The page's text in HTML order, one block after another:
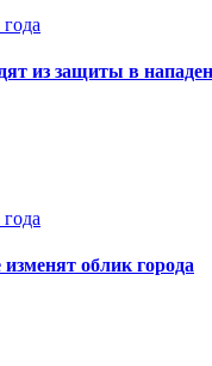
из защиты в
облик города